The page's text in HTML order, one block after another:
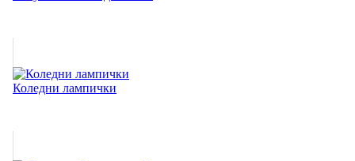
Коледни лампички